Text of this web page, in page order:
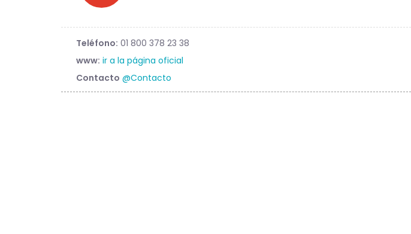
Teléfono: 01 800 378 23 38
www: ir a la página oficial
Contacto @Contacto